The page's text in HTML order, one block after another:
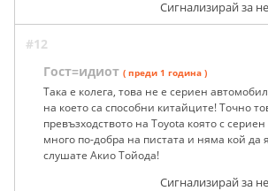
Сигнализирай за
#12
Гост=идиот ( преди 1 година )
Така е колега, това не е сериен
на което са способни китайците! Точно
превъзходството на Toyota която с
много по-добра на пистата и няма кой да
слушате Акио Тойода!
Сигнализирай за